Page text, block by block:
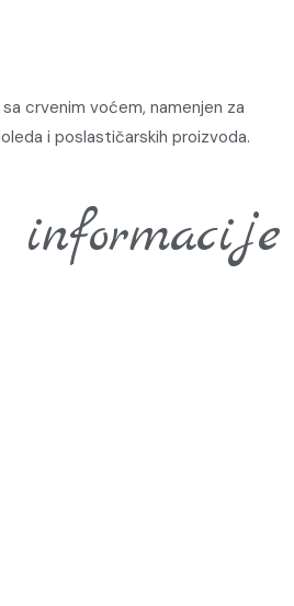
crvenim voćem, namenjen za
i poslastičarskih proizvoda.
informacije